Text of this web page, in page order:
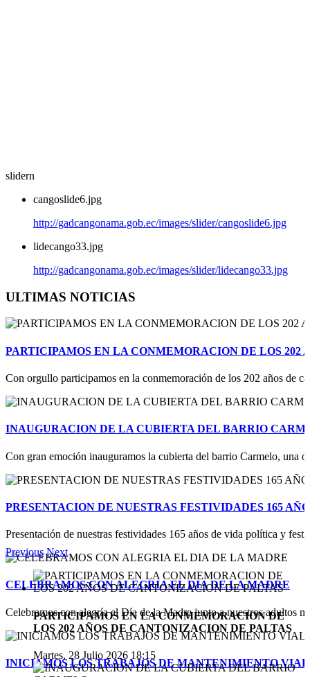
slidern
cangoslide6.jpg
http://gadcangonama.gob.ec/images/slider/cangoslide6.jpg
lidecango33.jpg
http://gadcangonama.gob.ec/images/slider/lidecango33.jpg
ULTIMAS NOTICIAS
PARTICIPAMOS EN LA CONMEMORACION DE LOS 202
Con orgullo participamos en la conmemoración de los 202 años de
INAUGURACION DE LA CUBIERTA DEL BARRIO
Con gran emoción inauguramos la cubierta del barrio Carmelo, una
PRESENTACION DE NUESTRAS FESTIVIDADES 165
Presentación de nuestras festividades 165 años de vida política y
CELEBRAMOS CON ALEGRIA EL DIA DE LA MADRE
Celebramos con alegría el Día de la Madre junto a nuestros adultos
INICIAMOS LOS TRABAJOS DE MANTENIMIENTO
Previous Next
PARTICIPAMOS EN LA CONMEMORACION DE
LOS 202 AÑOS DE CANTONIZACION DE PALTAS
Martes, 28 Julio 2026 18:15